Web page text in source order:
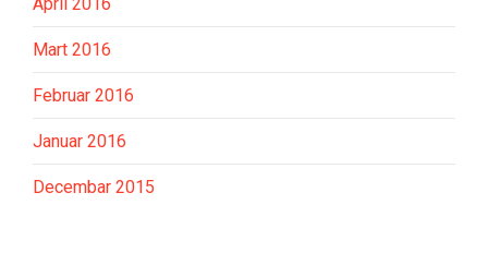
Mart 2016
Februar 2016
Januar 2016
Decembar 2015